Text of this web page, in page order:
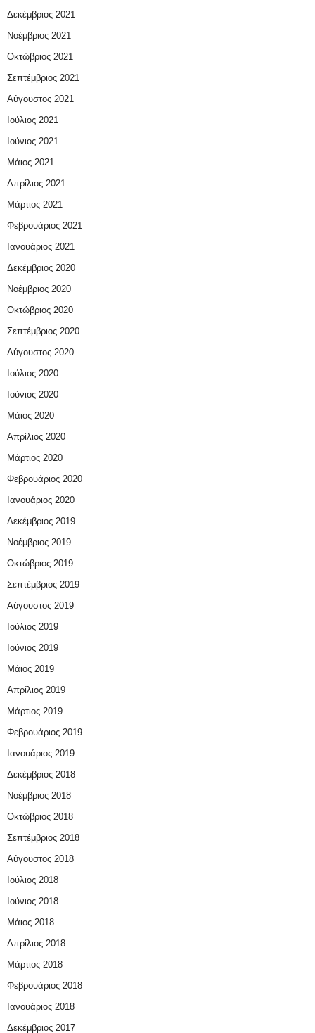
Δεκέμβριος 2021
Νοέμβριος 2021
Οκτώβριος 2021
Σεπτέμβριος 2021
Αύγουστος 2021
Ιούλιος 2021
Ιούνιος 2021
Μάιος 2021
Απρίλιος 2021
Μάρτιος 2021
Φεβρουάριος 2021
Ιανουάριος 2021
Δεκέμβριος 2020
Νοέμβριος 2020
Οκτώβριος 2020
Σεπτέμβριος 2020
Αύγουστος 2020
Ιούλιος 2020
Ιούνιος 2020
Μάιος 2020
Απρίλιος 2020
Μάρτιος 2020
Φεβρουάριος 2020
Ιανουάριος 2020
Δεκέμβριος 2019
Νοέμβριος 2019
Οκτώβριος 2019
Σεπτέμβριος 2019
Αύγουστος 2019
Ιούλιος 2019
Ιούνιος 2019
Μάιος 2019
Απρίλιος 2019
Μάρτιος 2019
Φεβρουάριος 2019
Ιανουάριος 2019
Δεκέμβριος 2018
Νοέμβριος 2018
Οκτώβριος 2018
Σεπτέμβριος 2018
Αύγουστος 2018
Ιούλιος 2018
Ιούνιος 2018
Μάιος 2018
Απρίλιος 2018
Μάρτιος 2018
Φεβρουάριος 2018
Ιανουάριος 2018
Δεκέμβριος 2017